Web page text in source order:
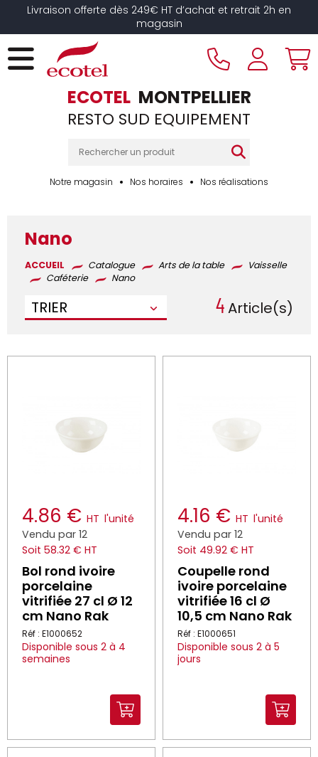
Livraison offerte dès 249€ HT d’achat et retrait 2h en
magasin
ECOTEL MONTPELLIER
RESTO SUD EQUIPEMENT
Notre magasin Nos horaires Nos réalisations
Nano
ACCUEIL Catalogue Arts de la table
Vaisselle
Caféterie
Nano
TRIER 4Article(s)
4.86 € HT l'unité
Vendu par 12
Soit 58.32 € HT
Bol rond ivoire
porcelaine
vitrifiée 27 cl Ø 12
cm Nano Rak
Réf : E1000652
Disponible sous 2 à 4
semaines
4.16 € HT l'unité
Vendu par 12
Soit 49.92 € HT
Coupelle rond
ivoire porcelaine
vitrifiée 16 cl Ø
10,5 cm Nano Rak
Réf : E1000651
Disponible sous 2 à 5
jours
Panneau de gestion des cookies